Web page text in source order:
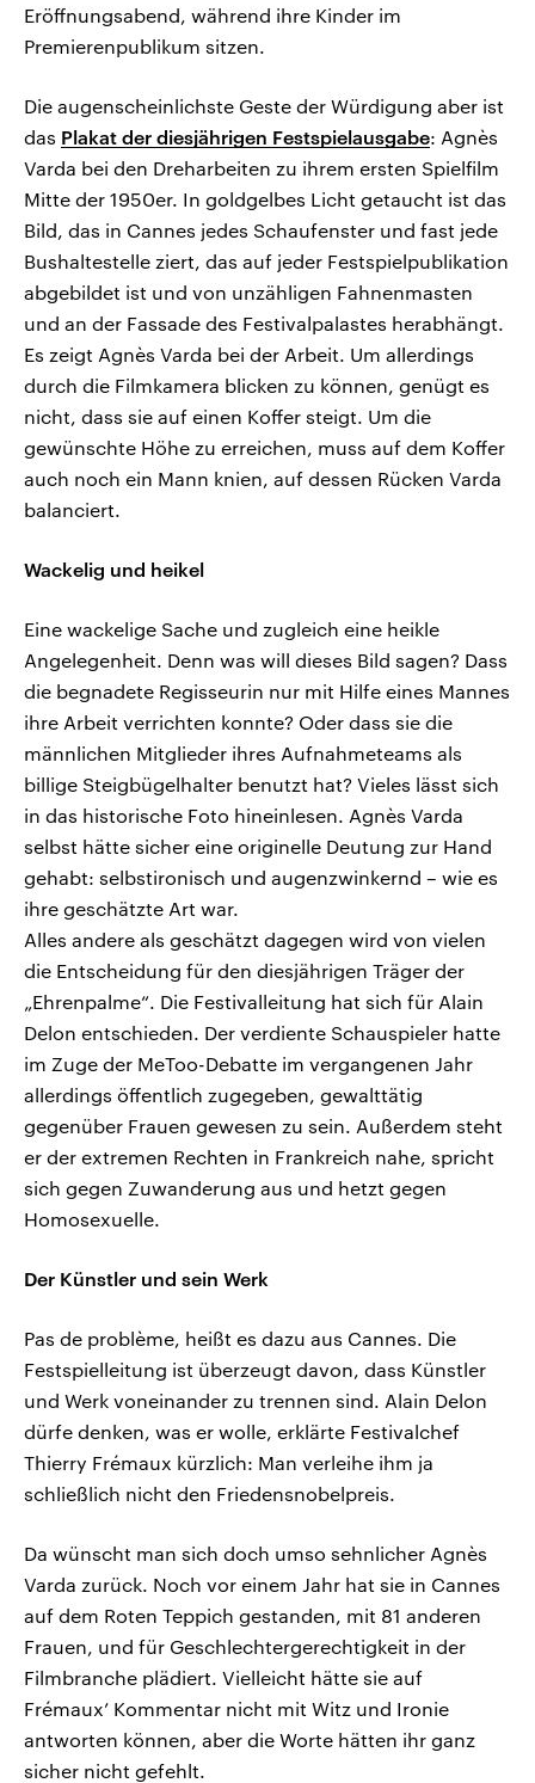
Eröffnungsabend, während ihre Kinder im
Premierenpublikum sitzen.
Die augenscheinlichste Geste der Würdigung aber ist
das Plakat der diesjährigen Festspielausgabe: Agnès
Varda bei den Dreharbeiten zu ihrem ersten Spielfilm
Mitte der 1950er. In goldgelbes Licht getaucht ist das
Bild, das in Cannes jedes Schaufenster und fast jede
Bushaltestelle ziert, das auf jeder Festspielpublikation
abgebildet ist und von unzähligen Fahnenmasten
und an der Fassade des Festivalpalastes herabhängt.
Es zeigt Agnès Varda bei der Arbeit. Um allerdings
durch die Filmkamera blicken zu können, genügt es
nicht, dass sie auf einen Koffer steigt. Um die
gewünschte Höhe zu erreichen, muss auf dem Koffer
auch noch ein Mann knien, auf dessen Rücken Varda
balanciert.
Wackelig und heikel
Eine wackelige Sache und zugleich eine heikle
Angelegenheit. Denn was will dieses Bild sagen? Dass
die begnadete Regisseurin nur mit Hilfe eines Mannes
ihre Arbeit verrichten konnte? Oder dass sie die
männlichen Mitglieder ihres Aufnahmeteams als
billige Steigbügelhalter benutzt hat? Vieles lässt sich
in das historische Foto hineinlesen. Agnès Varda
selbst hätte sicher eine originelle Deutung zur Hand
gehabt: selbstironisch und augenzwinkernd – wie es
ihre geschätzte Art war.
Alles andere als geschätzt dagegen wird von vielen
die Entscheidung für den diesjährigen Träger der
„Ehrenpalme“. Die Festivalleitung hat sich für Alain
Delon entschieden. Der verdiente Schauspieler hatte
im Zuge der MeToo-Debatte im vergangenen Jahr
allerdings öffentlich zugegeben, gewalttätig
gegenüber Frauen gewesen zu sein. Außerdem steht
er der extremen Rechten in Frankreich nahe, spricht
sich gegen Zuwanderung aus und hetzt gegen
Homosexuelle.
Der Künstler und sein Werk
Pas de problème, heißt es dazu aus Cannes. Die
Festspielleitung ist überzeugt davon, dass Künstler
und Werk voneinander zu trennen sind. Alain Delon
dürfe denken, was er wolle, erklärte Festivalchef
Thierry Frémaux kürzlich: Man verleihe ihm ja
schließlich nicht den Friedensnobelpreis.
Da wünscht man sich doch umso sehnlicher Agnès
Varda zurück. Noch vor einem Jahr hat sie in Cannes
auf dem Roten Teppich gestanden, mit 81 anderen
Frauen, und für Geschlechtergerechtigkeit in der
Filmbranche plädiert. Vielleicht hätte sie auf
Frémaux’ Kommentar nicht mit Witz und Ironie
antworten können, aber die Worte hätten ihr ganz
sicher nicht gefehlt.